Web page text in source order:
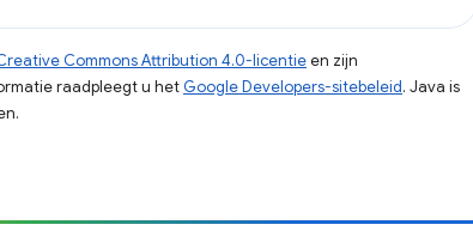
Commons Attribution 4.0-licentieen zijn
raadpleegt u het Google Developers-sitebeleid. Java is